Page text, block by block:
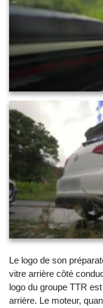
Le logo de son
vitre arrière côté
logo du groupe TTR
arrière. Le moteur,